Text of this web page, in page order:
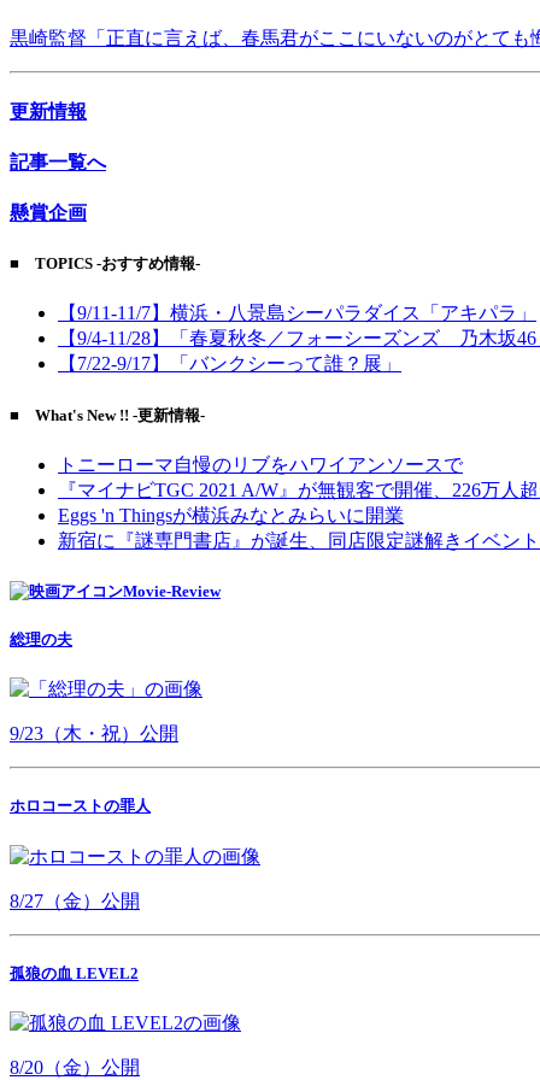
黒崎監督「正直に言えば、春馬君がここにいないのがとても
更新情報
記事一覧へ
懸賞企画
■ TOPICS -おすすめ情報-
【9/11-11/7】横浜・八景島シーパラダイス「アキパラ」
【9/4-11/28】「春夏秋冬／フォーシーズンズ 乃木坂46
【7/22-9/17】「バンクシーって誰？展」
■ What's New !! -更新情報-
トニーローマ自慢のリブをハワイアンソースで
『マイナビTGC 2021 A/W』が無観客で開催、226万人
Eggs 'n Thingsが横浜みなとみらいに開業
新宿に『謎専門書店』が誕生、同店限定謎解きイベン
Movie-Review
総理の夫
9/23（木・祝）公開
ホロコーストの罪人
8/27（金）公開
孤狼の血 LEVEL2
8/20（金）公開